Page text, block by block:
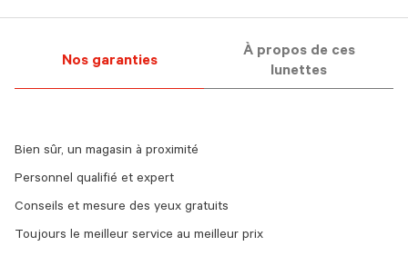
Nos garanties
À propos de ces
lunettes
Bien sûr, un magasin à proximité
Personnel qualifié et expert
Conseils et mesure des yeux gratuits
Toujours le meilleur service au meilleur prix